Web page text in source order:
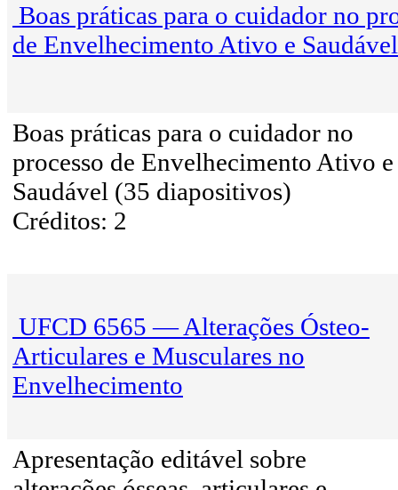
Boas práticas para o cuidador no
de Envelhecimento Ativo e Saudável
Boas práticas para o cuidador no
processo de Envelhecimento Ativo e
Saudável (35 diapositivos)
Créditos: 2
UFCD 6565 — Alterações Ósteo-
Articulares e Musculares no
Envelhecimento
Apresentação editável sobre